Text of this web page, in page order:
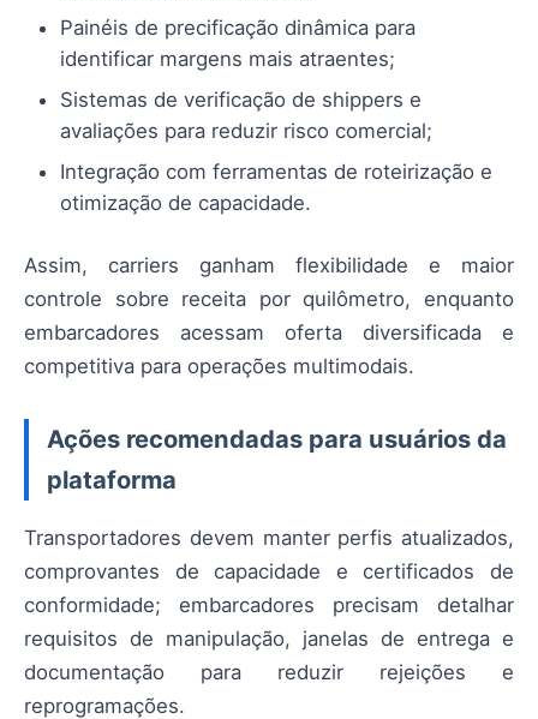
Painéis de precificação dinâmica para
identificar margens mais atraentes;
Sistemas de verificação de shippers e
avaliações para reduzir risco comercial;
Integração com ferramentas de roteirização e
otimização de capacidade.
Assim, carriers ganham flexibilidade e maior
controle sobre receita por quilômetro, enquanto
embarcadores acessam oferta diversificada e
competitiva para operações multimodais.
Ações recomendadas para usuários da
plataforma
Transportadores devem manter perfis atualizados,
comprovantes de capacidade e certificados de
conformidade; embarcadores precisam detalhar
requisitos de manipulação, janelas de entrega e
documentação para reduzir rejeições e
reprogramações.